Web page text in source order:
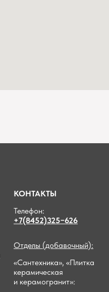
КОНТАКТЫ
Телефон:
+7(8452)325−626
Отделы (добавочный):
«Сантехника», «Плитка
керамическая
и керамогранит»: